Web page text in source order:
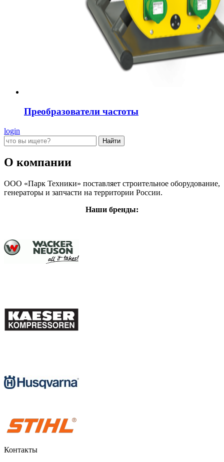
Преобразователи частоты
login
О компании
ООО «Парк Техники» поставляет строительное оборудование,
генераторы и запчасти на территории России.
Наши бренды:
Контакты